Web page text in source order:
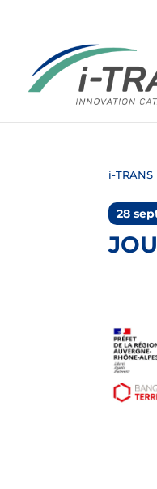
i-TRANS
28